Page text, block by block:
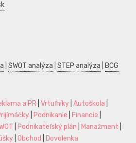
SWOT analýza STEP analýza
BCG
a PR Vrtuľníky Autoškola
Podnikanie Financie
Podnikateľský plán Manažment
Obchod Dovolenka